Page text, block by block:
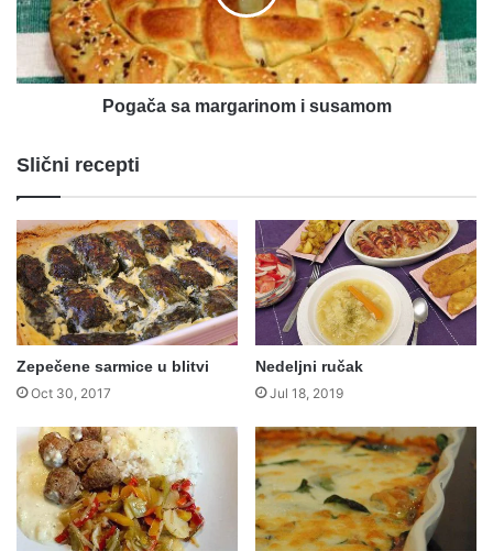
Pogača sa margarinom i susamom
Slični recepti
Zepečene sarmice u blitvi
Oct 30, 2017
Nedeljni ručak
Jul 18, 2019